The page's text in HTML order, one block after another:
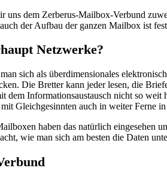
uns dem Zerberus-Mailbox-Verbund
der Aufbau der ganzen Mailbox ist
Netzwerke?
sich als überdimensionales
Die Bretter kann jeder lesen, die
dem Informationsaustausch nicht so
Gleichgesinnten auch in weiter Ferne
haben das natürlich eingesehen
wie man sich am besten die Daten